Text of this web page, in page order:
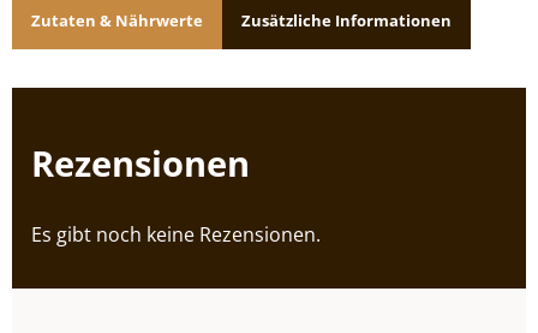
Zutaten & Nährwerte Zusätzliche Informationen
Rezensionen
Es gibt noch keine Rezensionen.